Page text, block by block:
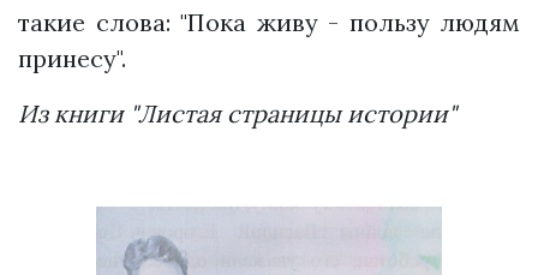
такие слова: "Пока живу - пользу людям
принесу".
Из книги "Листая страницы истории"